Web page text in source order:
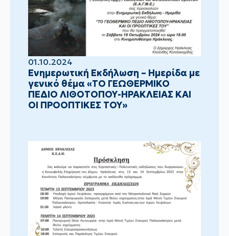
01.10.2024
Ενημερωτική Εκδήλωση – Ημερίδα με
γενικό θέμα «ΤΟ ΓΕΩΘΕΡΜΙΚΟ
ΠΕΔΙΟ ΛΙΘΟΤΟΠΟΥ-ΗΡΑΚΛΕΙΑΣ ΚΑΙ
ΟΙ ΠΡΟΟΠΤΙΚΕΣ ΤΟΥ»